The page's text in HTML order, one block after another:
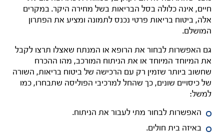
חיים, אינה כלולה בסל הבריאות בשל מחירה היקר. במקרים
אלה, ביטוח בריאות פרטי נכנס לתמונה ומציע את הפתרון
המושלם.
גם האפשרות לבחור את הרופא או המנתח שאצלו תרצו לקבל
את המיוחד המיוחד או את הניתוח המורכב, מהו ההכרח
שחשוב ביותר שזמין רק עם הרכישה של ביטוח בריאות, השורה
של כיסויים שונים, כך שהחל למרכיבי הפוליסה שתבחרו, כמו
למשל:
האפשרות לבחור מתי לעבור את הניתוח.
באיזה בית חולים.